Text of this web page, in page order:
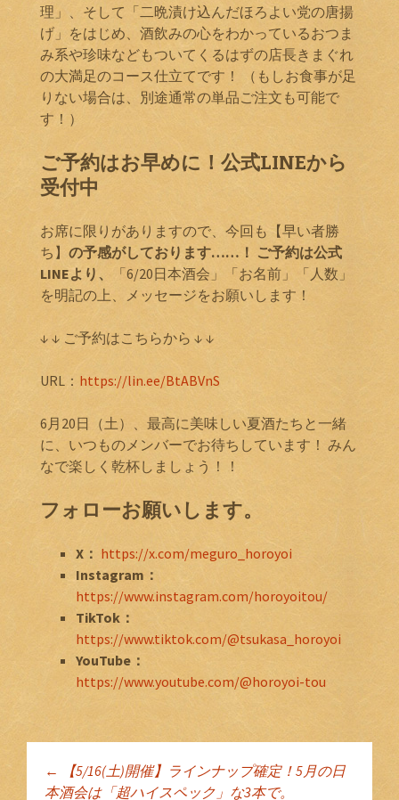
理」、そして「二晩漬け込んだほろよい党の唐揚
げ」をはじめ、酒飲みの心をわかっているおつま
み系や珍味などもついてくるはずの店長きまぐれ
の大満足のコース仕立てです！ （もしお食事が足
りない場合は、別途通常の単品ご注文も可能で
す！）
ご予約はお早めに！公式LINEから
受付中
お席に限りがありますので、今回も【早い者勝
ち】 の予感がしております……！ ご予約は公式
LINEより、
「6/20日本酒会」「お名前」「人数」
を明記の上、メッセージをお願いします！
↓ ↓ ご予約はこちらから ↓ ↓
URL： https://lin.ee/BtABVnS
6月20日（土）、最高に美味しい夏酒たちと一緒
に、いつものメンバーでお待ちしています！ みん
なで楽しく乾杯しましょう！！
フォローお願いします。
X： https://x.com/meguro_horoyoi
Instagram：
https://www.instagram.com/horoyoitou/
TikTok：
https://www.tiktok.com/@tsukasa_horoyoi
YouTube：
https://www.youtube.com/@horoyoi-tou
←
【5/16(土)開催】ラインナップ確定！5月の日
本酒会は「超ハイスペック」な3本で。